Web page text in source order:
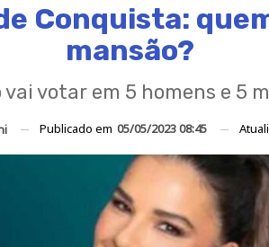
Conquista:
mansão?
vai votar em 5 homens e 5
Publicado em 05/05/2023 08:45